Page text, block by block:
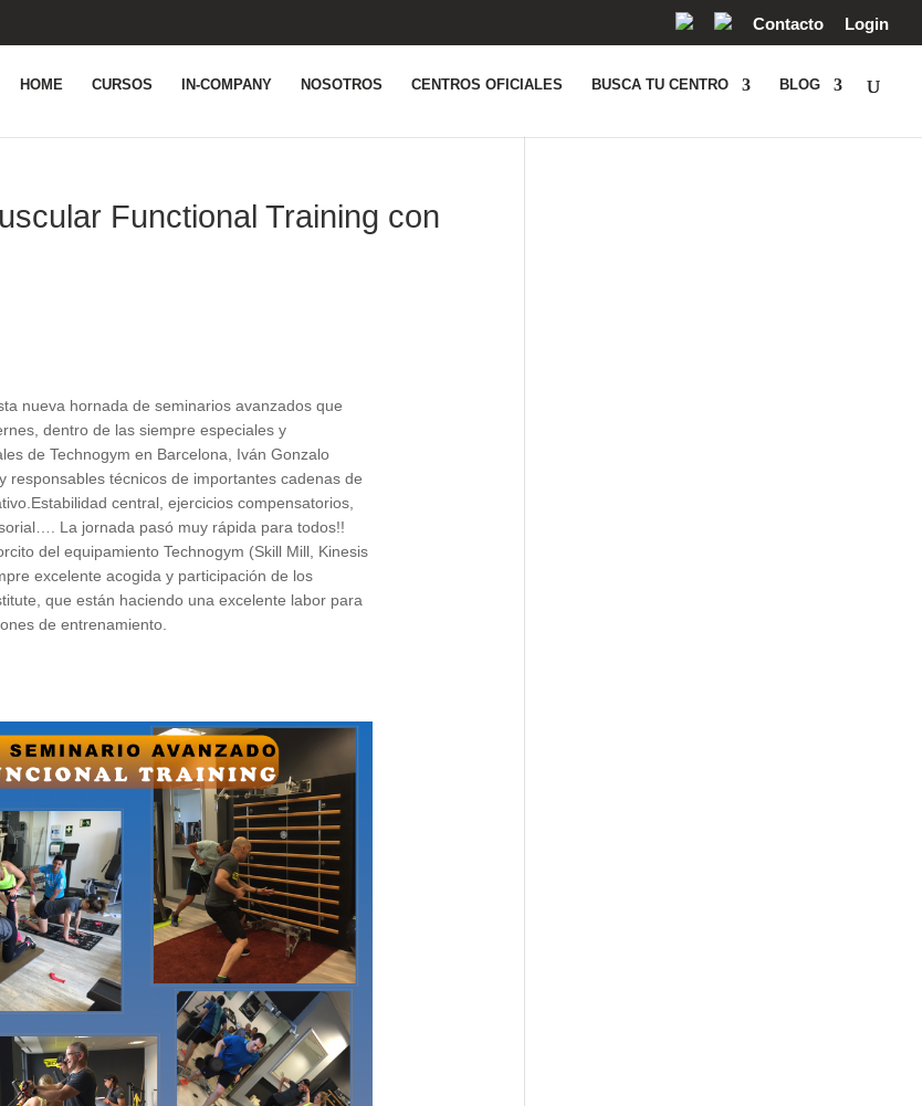
Contacto Login
HOME CURSOS IN-COMPANY NOSOTROS CENTROS OFICIALES BUSCA TU CENTRO BLOG
Functional Training con
nueva hornada de seminarios avanzados que
dentro de las siempre especiales y
de Technogym en Barcelona, Iván Gonzalo
técnicos de importantes cadenas de
central, ejercicios compensatorios,
La jornada pasó muy rápida para todos!!
del equipamiento Technogym (Skill Mill, Kinesis
excelente acogida y participación de los
que están haciendo una excelente labor para
de entrenamiento.